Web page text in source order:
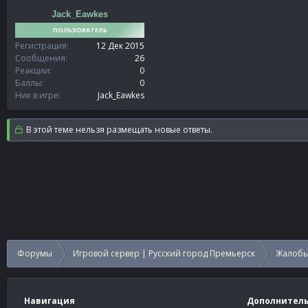
Jack_Eawkes
ПОЛЬЗОВАТЕЛЬ
Регистрация
12 Дек 2015
Сообщения
26
Реакции
0
Баллы
0
Ник в игре
Jack_Eawkes
В этой теме нельзя размещать новые ответы.
Форумы Игровой сервер | Русский город Премьерск
Навигация